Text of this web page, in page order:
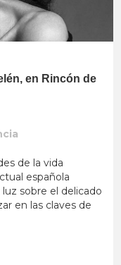
en Rincón de
de la vida
española
sobre el delicado
en las claves de